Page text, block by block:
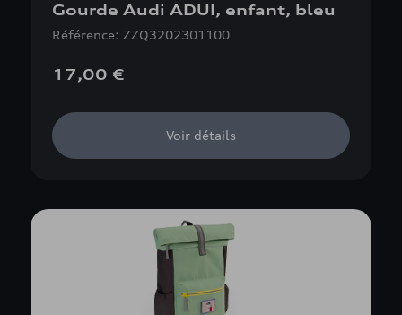
Gourde Audi ADUI, enfant, bleu
Référence: ZZQ3202301100
17,00 €
Voir détails